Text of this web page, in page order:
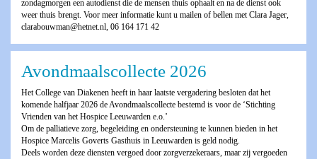
zondagmorgen een autodienst die de mensen thuis ophaalt en na de dienst ook
weer thuis brengt. Voor meer informatie kunt u mailen of bellen met Clara Jager,
clarabouwman@hetnet.nl, 06 164 171 42
Avondmaalscollecte 2026
Het College van Diakenen heeft in haar laatste vergadering besloten dat het
komende halfjaar 2026 de Avondmaalscollecte bestemd is voor de ‘Stichting
Vrienden van het Hospice Leeuwarden e.o.’
Om de palliatieve zorg, begeleiding en ondersteuning te kunnen bieden in het
Hospice Marcelis Goverts Gasthuis in Leeuwarden is geld nodig.
Deels worden deze diensten vergoed door zorgverzekeraars, maar zij vergoeden